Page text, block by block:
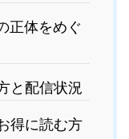
正体をめぐ
と配信状況
得に読む方